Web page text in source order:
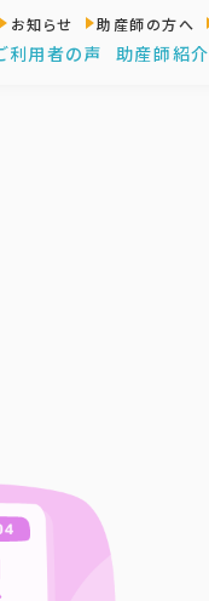
お知らせ 助産師の方へ
利用者の声 助産師紹介